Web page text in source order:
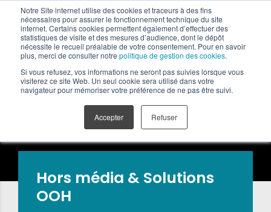
Notre Site internet utilise des cookies et traceurs à des fins
nécessaires pour assurer le fonctionnement technique du site
internet. Certains cookies permettent également d’effectuer des
statistiques de visite et des mesures d’audience, dont le dépôt
nécessite le recueil préalable de votre consentement. Pour en savoir
plus, merci de consulter notre politique de gestion des cookies.
Si vous refusez, vos informations ne seront pas suivies lorsque vous
visiterez ce site Web. Un seul cookie sera utilisé dans votre
navigateur pour mémoriser votre préférence de ne pas être suivi.
Accepter Refuser
Agence marketing
Le 1er opérateur
full marketing
Hors média & Solutions
OOH